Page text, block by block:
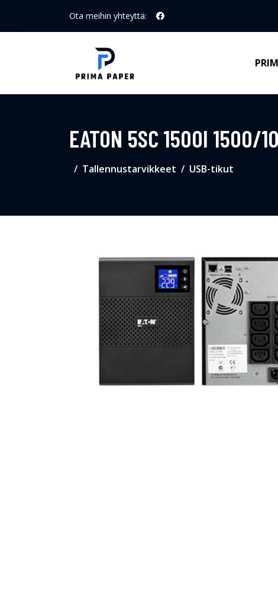
Ota meihin yhteyttä:
EATON 5SC 1500I 1500/
Tallennustarvikkeet USB-tikut